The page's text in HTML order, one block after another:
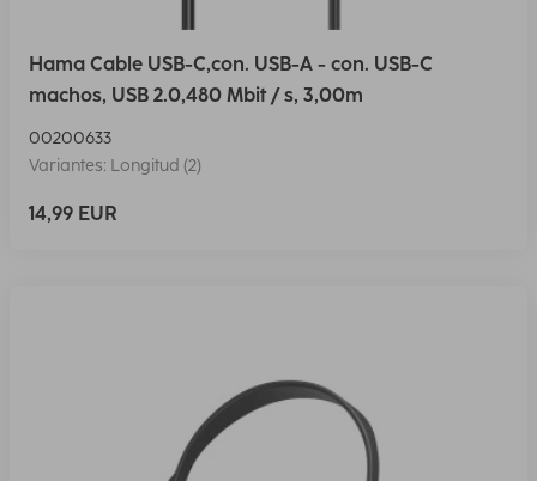
Hama Cable USB-C,con. USB-A - con. USB-C
machos, USB 2.0,480 Mbit / s, 3,00m
00200633
Variantes: Longitud (2)
14,99 EUR